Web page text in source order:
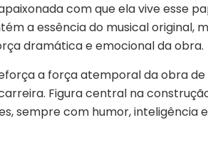
com que ela vive esse
a essência do musical
dramática e emocional da obra.
a força atemporal da obra
Figura central na
com humor, inteligência